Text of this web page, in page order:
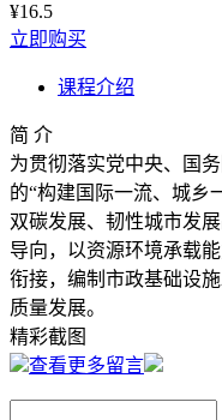
¥16.5
立即购买
课程介绍
简 介
为贯彻落实党中央、国
的“构建国际一流、城乡
双碳发展、韧性城市发
导向，以资源环境承载
衔接，编制市政基础设
质量发展。
精彩截图
查看更多留言